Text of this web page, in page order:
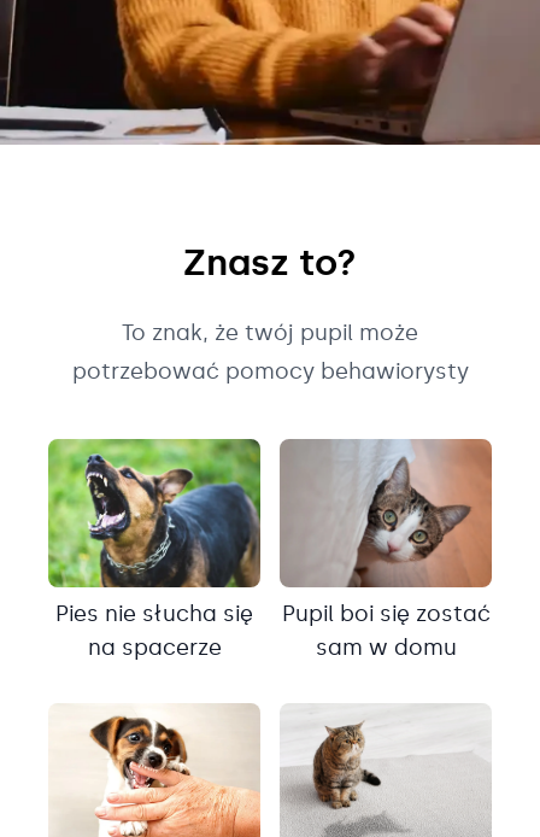
Znasz to?
To znak, że twój pupil może
potrzebować pomocy behawiorysty
Pies nie słucha się
na spacerze
Pupil boi się zostać
sam w domu